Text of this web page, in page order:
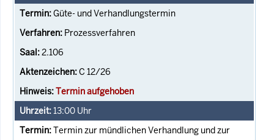
Güte- und Verhandlungstermin
Prozessverfahren
2.106
C 12/26
Termin aufgehoben
13:00 Uhr
Termin zur mündlichen Verhandlung und zur